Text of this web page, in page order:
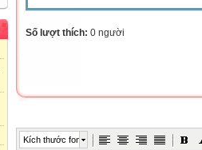
Số lượt thích: 0 người
Kích thước font